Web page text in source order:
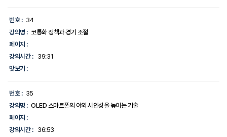
번호 : 34
강의명 : 코통화 정책과 경기 조절
페이지 :
강의시간 :
39:31
맛보기 :
번호 : 35
강의명 : OLED 스마트폰의 야외 시인성을 높이는 기술
페이지 :
강의시간 :
36:53